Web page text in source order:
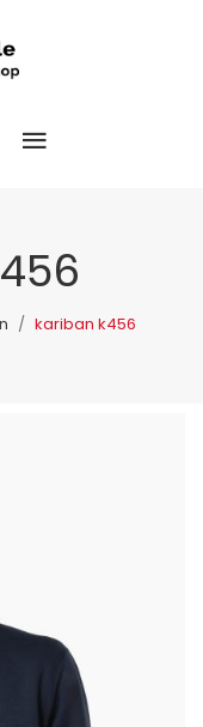
kariban k456